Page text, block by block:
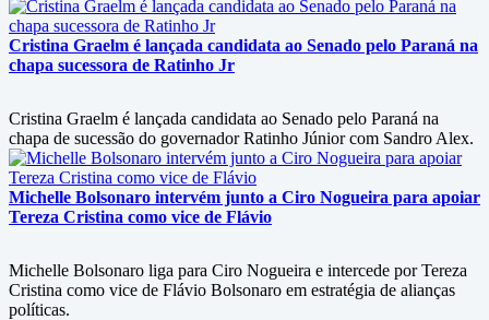
Cristina Graelm é lançada candidata ao Senado pelo Paraná na
chapa sucessora de Ratinho Jr
Cristina Graelm é lançada candidata ao Senado pelo Paraná na
chapa de sucessão do governador Ratinho Júnior com Sandro Alex.
Michelle Bolsonaro intervém junto a Ciro Nogueira para apoiar
Tereza Cristina como vice de Flávio
Michelle Bolsonaro liga para Ciro Nogueira e intercede por Tereza
Cristina como vice de Flávio Bolsonaro em estratégia de alianças
políticas.